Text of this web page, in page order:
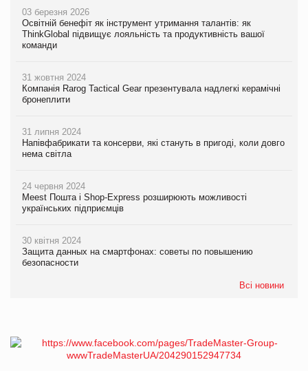
03 березня 2026
Освітній бенефіт як інструмент утримання талантів: як
ThinkGlobal підвищує лояльність та продуктивність вашої
команди
31 жовтня 2024
Компанія Rarog Tactical Gear презентувала надлегкі керамічні
бронеплити
31 липня 2024
Напівфабрикати та консерви, які стануть в пригоді, коли довго
нема світла
24 червня 2024
Meest Пошта і Shop-Express розширюють можливості
українських підприємців
30 квітня 2024
Защита данных на смартфонах: советы по повышению
безопасности
Всі новини